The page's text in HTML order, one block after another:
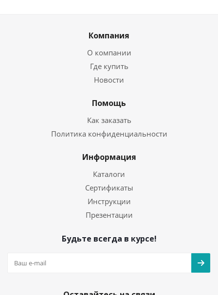
Компания
О компании
Где купить
Новости
Помощь
Как заказать
Политика конфиденциальности
Информация
Каталоги
Сертификаты
Инструкции
Презентации
Будьте всегда в курсе!